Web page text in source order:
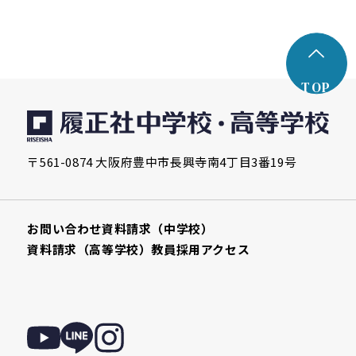
TOP
〒561-0874 大阪府豊中市長興寺南4丁目3番19号
お問い合わせ資料請求（中学校）
資料請求（高等学校）教員採用アクセス